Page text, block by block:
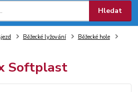
Hledat
Běžecké lyžování
Běžecké hole
Softplast